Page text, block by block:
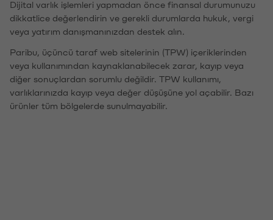
Dijital varlık işlemleri yapmadan önce finansal durumunuzu
dikkatlice değerlendirin ve gerekli durumlarda hukuk, vergi
veya yatırım danışmanınızdan destek alın.
Paribu, üçüncü taraf web sitelerinin (TPW) içeriklerinden
veya kullanımından kaynaklanabilecek zarar, kayıp veya
diğer sonuçlardan sorumlu değildir. TPW kullanımı,
varlıklarınızda kayıp veya değer düşüşüne yol açabilir. Bazı
ürünler tüm bölgelerde sunulmayabilir.